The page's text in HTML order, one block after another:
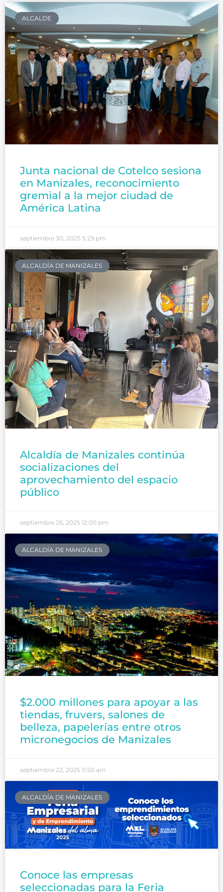
ALCALDE
Junta nacional de Cotelco sesiona
en Manizales, reconocimiento
gremial a la mejor ciudad de
América Latina
septiembre 30, 2025 5:29 pm
ALCALDÍA DE MANIZALES
Alcaldía de Manizales continúa
socializaciones del
aprovechamiento del espacio
público
septiembre 26, 2025 12:00 pm
ALCALDÍA DE MANIZALES
$2.000 millones para apoyar a las
tiendas, fruvers, salones de
belleza, papelerías entre otros
micronegocios de Manizales
septiembre 22, 2025 11:50 am
ALCALDÍA DE MANIZALES
Conoce las empresas
seleccionadas para la Feria